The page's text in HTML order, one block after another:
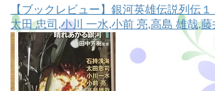
【ブックレビュー】銀河英雄伝説列伝
太田 忠司,小川 一水,小前 亮,高島 雄哉,藤